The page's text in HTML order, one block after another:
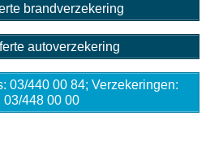
brandverzekering
autoverzekering
03/440 00 84; Verzekeringen:
03/448 00 00